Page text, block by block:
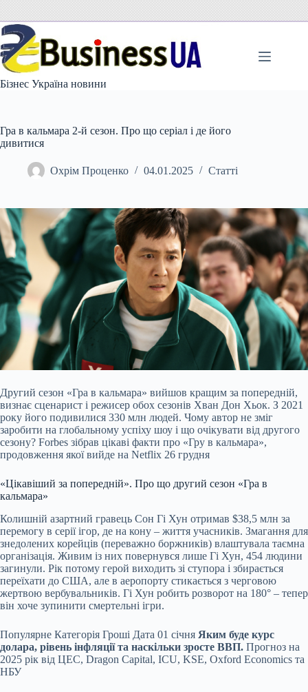
вмісту
Бізнес Україна новини
Гра в кальмара 2-й сезон. Про що серіал і де його
дивитися
Охрім Проценко 04.01.2025 Статті
Другий сезон «Гра в кальмара» вийшов кращим за попередній,
визнає сценарист і режисер обох сезонів Хван Дон Хьок. З 2021
року його подивилися 330 млн людей. Чому автор не зміг
заробити на глобальному успіху шоу і що очікувати від другого
сезону? Forbes зібрав цікаві факти про «Гру в кальмара»,
продовження якої вийде на Netflix 26 грудня
«Цікавіший за попередній». Про що другий сезон «Гра в
кальмара»
Колишній азартний гравець Сон Гі Хун отримав $38,5 млн за
перемогу в серії ігор, де на кону – життя учасників. Змагання для
знедолених корейців (переважно боржників) влаштувала таємна
організація. Живим із них повернувся лише Гі Хун, 454 людини
загинули. Рік потому герой виходить зі ступора і збирається
переїхати до США, але в аеропорту стикається з черговою
жертвою вербувальників. Гі Хун робить розворот на 180° – тепер
він хоче зупинити смертельні ігри.
Популярне Категорія Гроші Дата 01 січня Яким буде курс
долара, рівень інфляції та наскільки зросте ВВП. Прогноз на
2025 рік від ЦЕС, Dragon Capital, ICU, KSE, Oxford Economics та
НБУ